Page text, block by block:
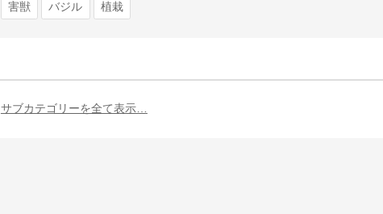
害獣 バジル 植栽
サブカテゴリーを全て表示…